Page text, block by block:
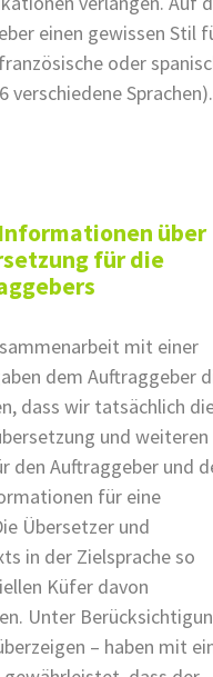
einen gewissen Stil
oder
verschiedene Sprachen).
über
für die
mit einer
dem Auftraggeber
dass wir tatsächlich
und weiteren
den Auftraggeber und
für eine
Übersetzer und
in der Zielsprache so
Küfer davon
Unter
– haben mit